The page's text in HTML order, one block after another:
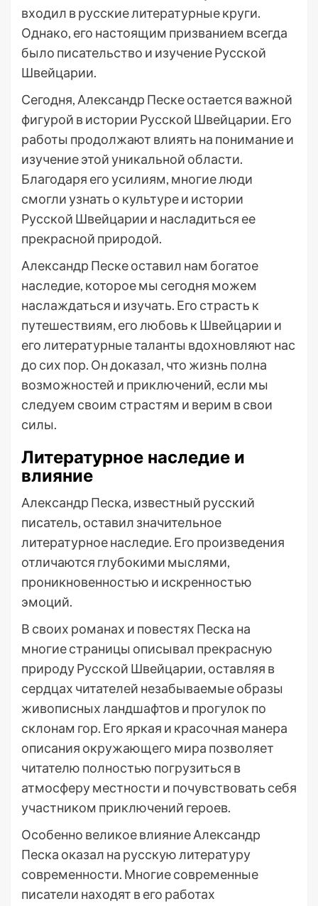
входил в русские литературные круги.
Однако, его настоящим призванием всегда
было писательство и изучение Русской
Швейцарии.
Сегодня, Александр Песке остается важной
фигурой в истории Русской Швейцарии. Его
работы продолжают влиять на понимание и
изучение этой уникальной области.
Благодаря его усилиям, многие люди
смогли узнать о культуре и истории
Русской Швейцарии и насладиться ее
прекрасной природой.
Александр Песке оставил нам богатое
наследие, которое мы сегодня можем
наслаждаться и изучать. Его страсть к
путешествиям, его любовь к Швейцарии и
его литературные таланты вдохновляют нас
до сих пор. Он доказал, что жизнь полна
возможностей и приключений, если мы
следуем своим страстям и верим в свои
силы.
Литературное наследие и
влияние
Александр Песка, известный русский
писатель, оставил значительное
литературное наследие. Его произведения
отличаются глубокими мыслями,
проникновенностью и искренностью
эмоций.
В своих романах и повестях Песка на
многие страницы описывал прекрасную
природу Русской Швейцарии, оставляя в
сердцах читателей незабываемые образы
живописных ландшафтов и прогулок по
склонам гор. Его яркая и красочная манера
описания окружающего мира позволяет
читателю полностью погрузиться в
атмосферу местности и почувствовать себя
участником приключений героев.
Особенно великое влияние Александр
Песка оказал на русскую литературу
современности. Многие современные
писатели находят в его работах